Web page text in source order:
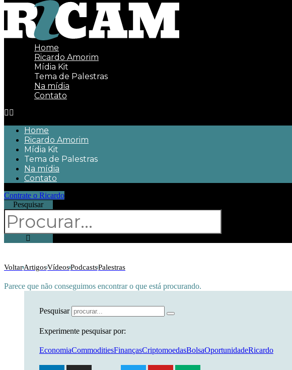
conteúdo
Home
Ricardo Amorim
Mídia Kit
Tema de Palestras
Na mídia
Contato
Home
Ricardo Amorim
Mídia Kit
Tema de Palestras
Na mídia
Contato
Contrate o Ricardo
Pesquisar
VoltarArtigosVídeosPodcastsPalestras
Parece que não conseguimos encontrar o que está procurando.
Pesquisar
Experimente pesquisar por:
EconomiaCommoditiesFinançasCriptomoedasBolsaOportunidadeRicardo